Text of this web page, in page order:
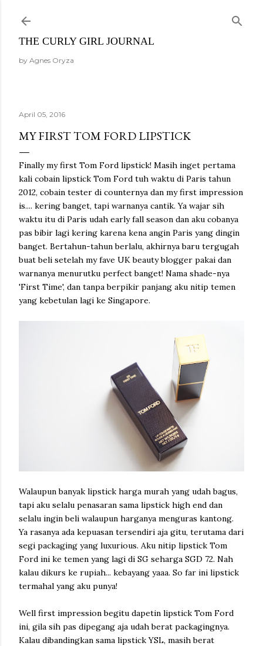
THE CURLY GIRL JOURNAL
by Agnes Oryza
April 05, 2016
MY FIRST TOM FORD LIPSTICK
Finally my first Tom Ford lipstick! Masih inget pertama
kali cobain lipstick Tom Ford tuh waktu di Paris tahun
2012, cobain tester di counternya dan my first impression
is.... kering banget, tapi warnanya cantik. Ya wajar sih
waktu itu di Paris udah early fall season dan aku cobanya
pas bibir lagi kering karena kena angin Paris yang dingin
banget. Bertahun-tahun berlalu, akhirnya baru tergugah
buat beli setelah my fave UK beauty blogger pakai dan
warnanya menurutku perfect banget! Nama shade-nya
'First Time', dan tanpa berpikir panjang aku nitip temen
yang kebetulan lagi ke Singapore.
Walaupun banyak lipstick harga murah yang udah bagus,
tapi aku selalu penasaran sama lipstick high end dan
selalu ingin beli walaupun harganya menguras kantong.
Ya rasanya ada kepuasan tersendiri aja gitu, terutama dari
segi packaging yang luxurious. Aku nitip lipstick Tom
Ford ini ke temen yang lagi di SG seharga SGD 72. Nah
kalau dikurs ke rupiah... kebayang yaaa. So far ini lipstick
termahal yang aku punya!
Well first impression begitu dapetin lipstick Tom Ford
ini, gila sih pas dipegang aja udah berat packagingnya.
Kalau dibandingkan sama lipstick YSL, masih berat